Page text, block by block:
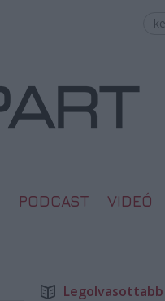
PODCAST VIDEÓ
Legolvasottabb